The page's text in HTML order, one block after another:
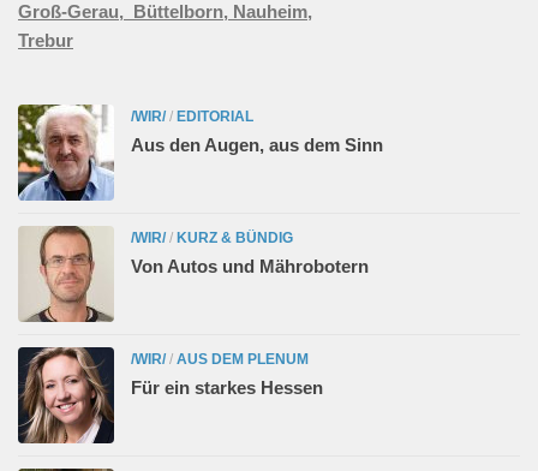
Groß-Gerau, Büttelborn, Nauheim,
Trebur
/WIR/ / EDITORIAL
Aus den Augen, aus dem Sinn
/WIR/ / KURZ & BÜNDIG
Von Autos und Mährobotern
/WIR/ / AUS DEM PLENUM
Für ein starkes Hessen